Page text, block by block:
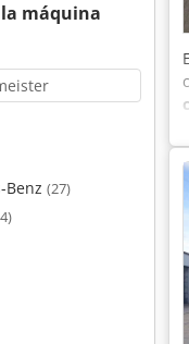
máquina
Benz (27)